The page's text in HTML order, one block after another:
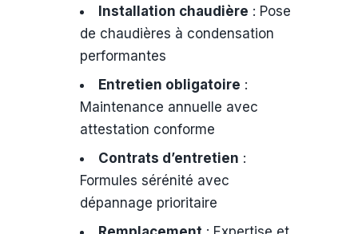
Installation chaudière : Pose
de chaudières à condensation
performantes
Entretien obligatoire :
Maintenance annuelle avec
attestation conforme
Contrats d’entretien :
Formules sérénité avec
dépannage prioritaire